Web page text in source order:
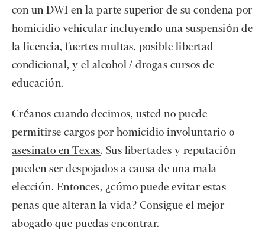
con un DWI en la parte superior de su condena por
homicidio vehicular incluyendo una suspensión de
la licencia, fuertes multas, posible libertad
condicional, y el alcohol / drogas cursos de
educación.
Créanos cuando decimos, usted no puede
permitirsecargos por homicidio involuntario o
asesinato en Texas. Sus libertades y reputación
pueden ser despojados a causa de una mala
elección. Entonces, ¿cómo puede evitar estas
penas que alteran la vida? Consigue el mejor
abogado que puedas encontrar.